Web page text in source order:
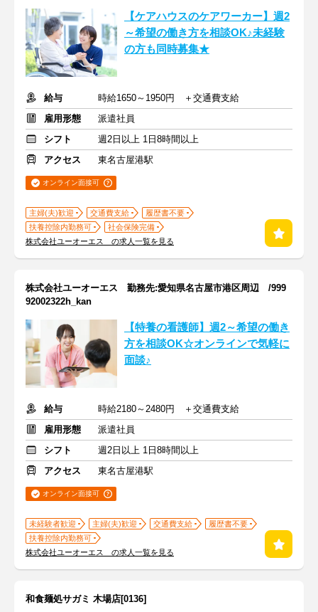
【ケアハウスのケアワーカー】週2
～希望の働き方を相談OK♪未経験
の方も同時募集★
給与
時給1650～1950円 ＋交通費支給
雇用形態
派遣社員
シフト
週2日以上 1日8時間以上
アクセス
東名古屋港駅
オンライン面接可
主婦(夫)歓迎 交通費支給
履歴書不要
扶養控除内勤務可
社会保険完備
株式会社ユーオーエス の求人一覧を見る
株式会社ユーオーエス 勤務先:愛知県名古屋市港区周辺 /999
92002322h_kan
【特養の看護師】週2～希望の働き
方を相談OK☆オンラインで気軽に
面談♪
給与
時給2180～2480円 ＋交通費支給
雇用形態
派遣社員
シフト
週2日以上 1日8時間以上
アクセス
東名古屋港駅
オンライン面接可
未経験者歓迎 主婦(夫)歓迎 交通費支給
履歴書不要
扶養控除内勤務可
株式会社ユーオーエス の求人一覧を見る
和食麺処サガミ 木場店[0136]